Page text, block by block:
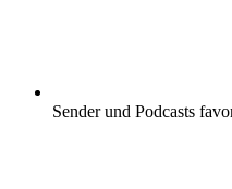
Sender und Podcasts